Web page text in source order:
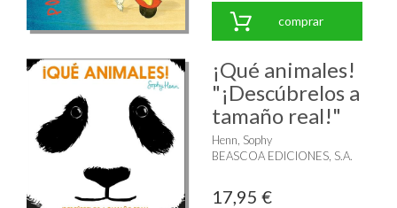
comprar
¡Qué animales!
"¡Descúbrelos a
tamaño real!"
Henn, Sophy
BEASCOA EDICIONES, S.A.
17,95 €